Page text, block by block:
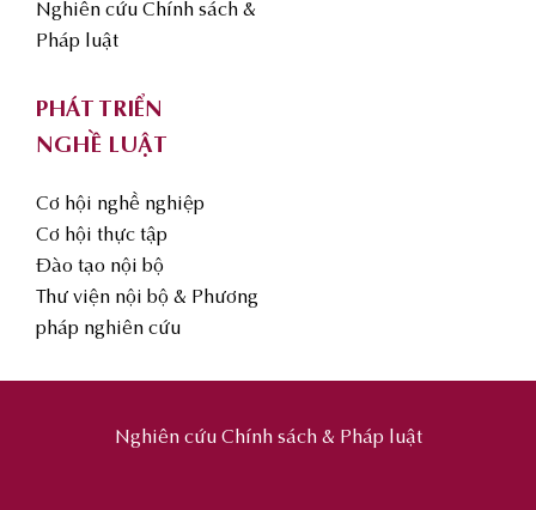
Nghiên cứu Chính sách &
Pháp luật
PHÁT TRIỂN
NGHỀ LUẬT
Cơ hội nghề nghiệp
Cơ hội thực tập
Đào tạo nội bộ
Thư viện nội bộ & Phương
pháp nghiên cứu
Nghiên cứu Chính sách & Pháp luật